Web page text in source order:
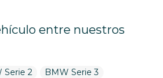
entre nuestros
Serie 2
BMW Serie 3